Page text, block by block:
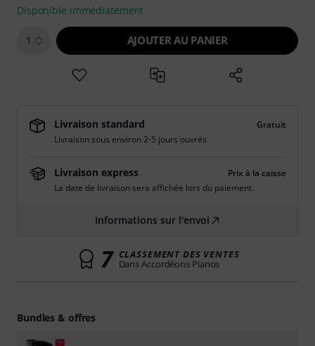
Disponible immédiatement
1 AJOUTER AU PANIER
Livraison standard
Gratuit
Livraison sous environ 2-5 jours ouvrés
Livraison express
Prix à la caisse
La date de livraison sera affichée lors du paiement.
Informations sur l'envoi
7 CLASSEMENT DES VENTES
Dans Accordéons Pianos
Bundles & offres